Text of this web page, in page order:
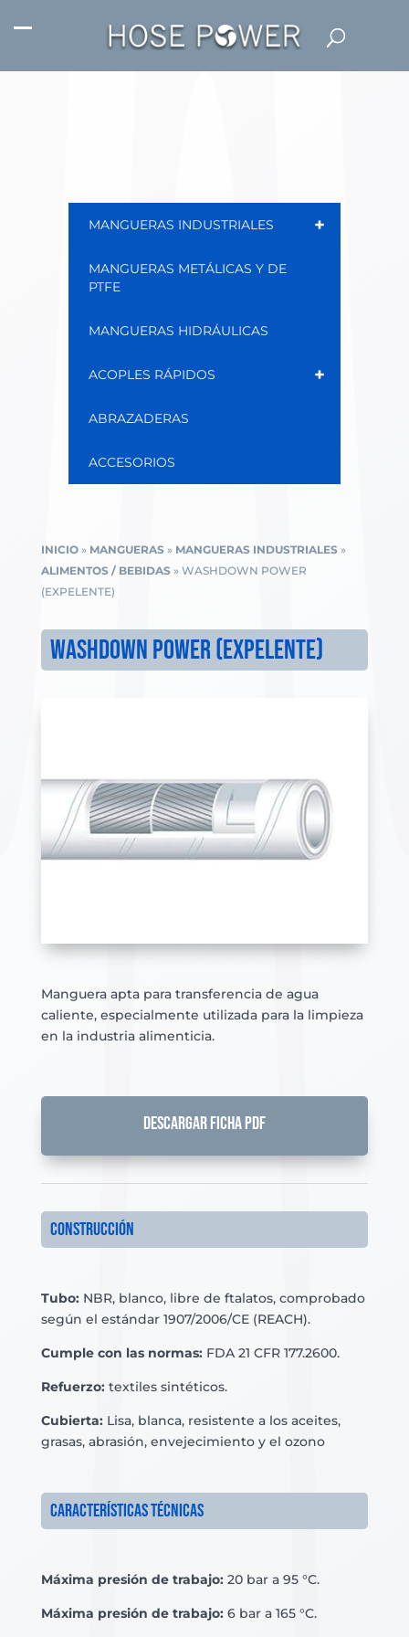
+
MANGUERAS INDUSTRIALES
MANGUERAS METÁLICAS Y DE
PTFE
MANGUERAS HIDRÁULICAS
+
ACOPLES RÁPIDOS
ABRAZADERAS
ACCESORIOS
INICIO» MANGUERAS» MANGUERAS INDUSTRIALES»
ALIMENTOS / BEBIDAS» WASHDOWN POWER
(EXPELENTE)
WASHDOWN POWER (EXPELENTE)
Manguera apta para transferencia de agua
caliente, especialmente utilizada para la limpieza
en la industria alimenticia.
DESCARGAR FICHA PDF
Construcción
Tubo:NBR, blanco, libre de ftalatos, comprobado
según el estándar 1907/2006/CE (REACH).
Cumple con las normas:FDA 21 CFR 177.2600.
Refuerzo:textiles sintéticos.
Cubierta:Lisa, blanca, resistente a los aceites,
grasas, abrasión, envejecimiento y el ozono
Características técnicas
Máxima presión de trabajo: 20 bar a 95 °C.
Máxima presión de trabajo:6 bar a 165 °C.